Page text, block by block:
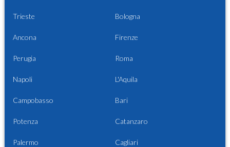
Trieste Bologna
Ancona Firenze
Perugia Roma
Napoli L'Aquila
Campobasso Bari
Potenza Catanzaro
Palermo Cagliari